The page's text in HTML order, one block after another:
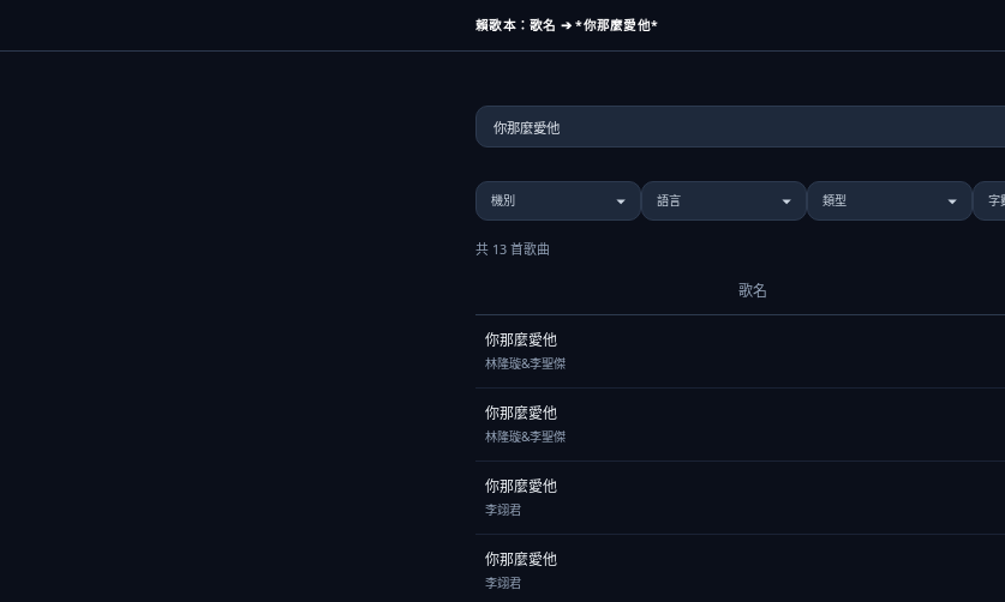
賴歌本：歌名 ➔ *你那麼愛他*
共 13 首歌曲
歌名
你那麼愛他
林隆璇&李聖傑
你那麼愛他
林隆璇&李聖傑
你那麼愛他
李翊君
你那麼愛他
李翊君